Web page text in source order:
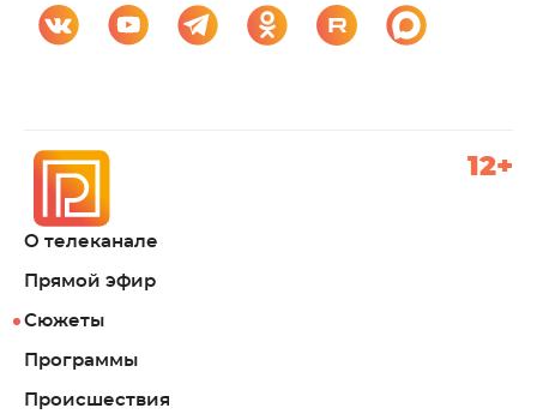
О телеканале
Прямой эфир
Сюжеты
Программы
Происшествия
12+